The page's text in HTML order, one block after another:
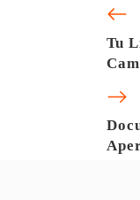
Tu